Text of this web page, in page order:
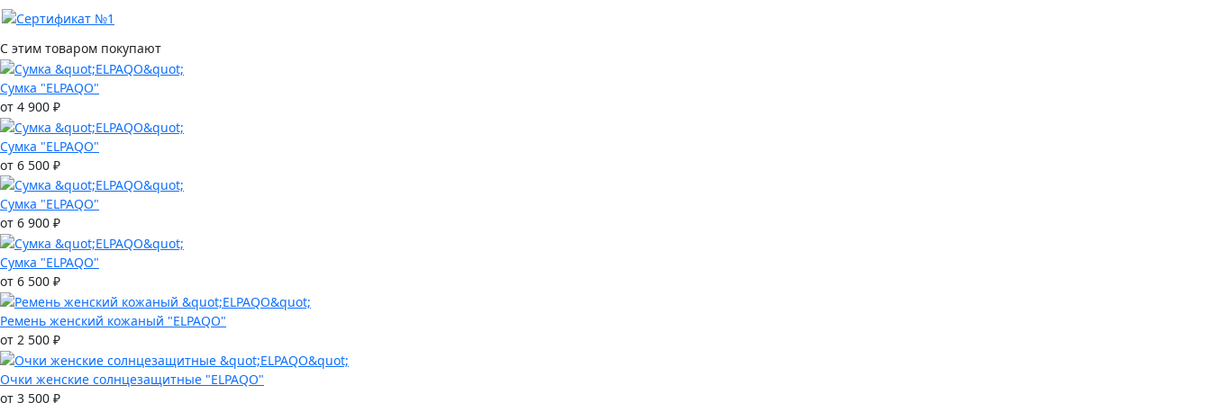
С этим товаром покупают
Сумка "ELPAQO"
от 4 900 ₽
Сумка "ELPAQO"
от 6 500 ₽
Сумка "ELPAQO"
от 6 900 ₽
Сумка "ELPAQO"
от 6 500 ₽
Ремень женский кожаный "ELPAQO"
от 2 500 ₽
Очки женские солнцезащитные "ELPAQO"
от 3 500 ₽